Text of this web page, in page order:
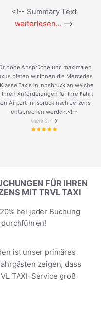
<!-- Summary Text
weiterlesen... -->
hohe Ansprüche und maximalen
bieten wir Ihnen die Mercedes
Taxis in Innsbruck an welche
Ihren Anforderungen für Ihre Fahrt
Airport Innsbruck nach Jerzens
entsprechen werden.<!--
Merve S. -->
FÜR IHREN
MIT TRVL TAXI
bei jeder Buchung
ist unser primäres
zeigen, dass
TAXI-Service groß